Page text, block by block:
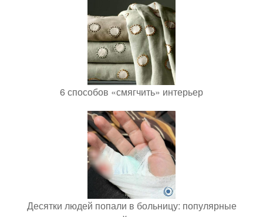
6 способов «смягчить» интерьер
Десятки людей попали в больницу: популярные